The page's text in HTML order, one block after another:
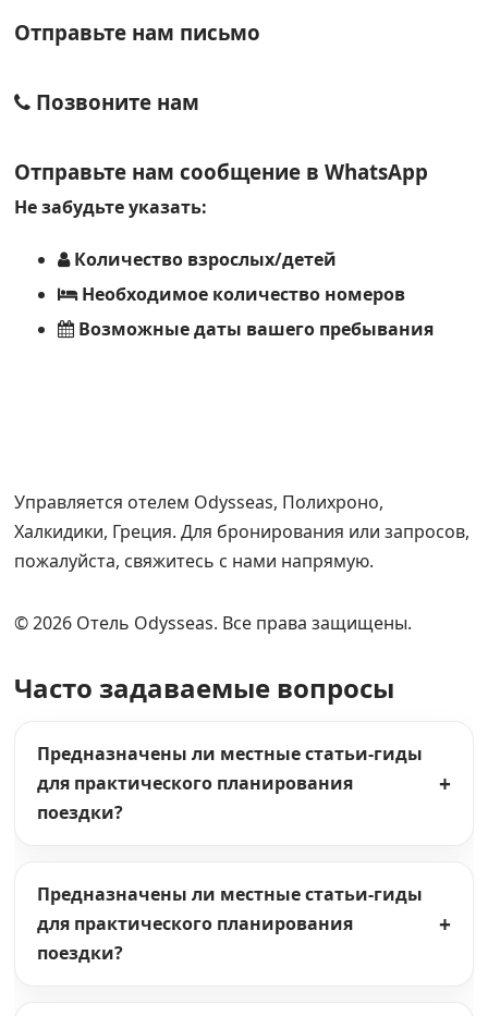
Отправьте нам письмо
Позвоните нам
Отправьте нам сообщение вWhatsApp
Не забудьте указать:
Количество взрослых/детей
Необходимое количество номеров
Возможные даты вашего пребывания
Управляется отелем Odysseas, Полихроно,
Халкидики, Греция. Для бронирования или запросов,
пожалуйста, свяжитесь с нами напрямую.
© 2026 Отель Odysseas. Все права защищены.
Часто задаваемые вопросы
Предназначены ли местные статьи-гиды
для практического планирования
поездки?
Предназначены ли местные статьи-гиды
для практического планирования
поездки?